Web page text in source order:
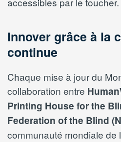
Innover grâce à la
continue
Chaque mise à jour du
collaboration entre
Printing House for the
Federation of the Blind
communauté mondiale de